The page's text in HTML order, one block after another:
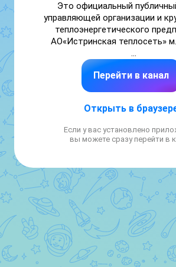
Это официальный
управляющей организации и
теплоэнергетического
АО«Истринская теплосеть»
Диспетчерская служба
РСО: 7 (977) 115-75-08
УК: +7 (991) 650-68-80, +7 (977)
Перейти в канал
Открыть в
Если у вас установлено
вы можете сразу перейти в